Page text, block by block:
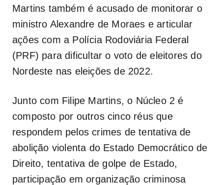
Martins também é acusado de monitorar o
ministro Alexandre de Moraes e articular
ações com a Polícia Rodoviária Federal
(PRF) para dificultar o voto de eleitores do
Nordeste nas eleições de 2022.
Junto com Filipe Martins, o Núcleo 2 é
composto por outros cinco réus que
respondem pelos crimes de tentativa de
abolição violenta do Estado Democrático de
Direito, tentativa de golpe de Estado,
participação em organização criminosa